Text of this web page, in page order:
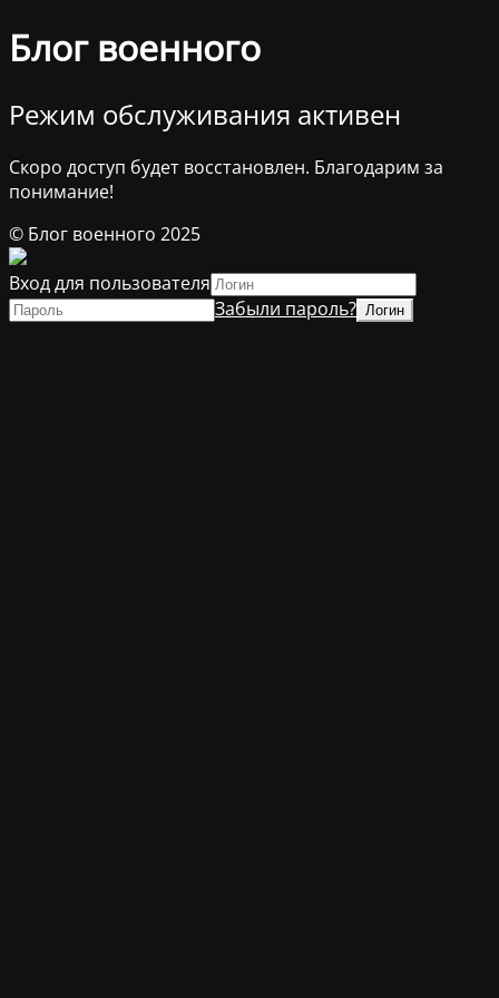
Блог военного
Режим обслуживания активен
Скоро доступ будет восстановлен. Благодарим за
понимание!
© Блог военного 2025
Вход для пользователя
Забыли пароль?